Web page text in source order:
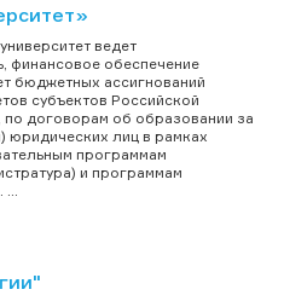
ведет
финансовое обеспечение
бюджетных ассигнований
субъектов Российской
договорам об образовании за
юридических лиц в рамках
программам
и программам